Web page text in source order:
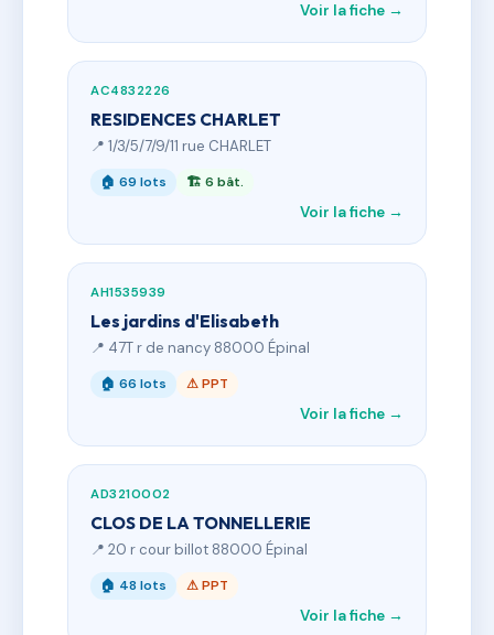
Voir la fiche →
AC4832226
RESIDENCES CHARLET
📍 1/3/5/7/9/11 rue CHARLET
🏠 69 lots 🏗 6 bât.
Voir la fiche →
AH1535939
Les jardins d'Elisabeth
📍 47T r de nancy 88000 Épinal
🏠 66 lots ⚠ PPT
Voir la fiche →
AD3210002
CLOS DE LA TONNELLERIE
📍 20 r cour billot 88000 Épinal
🏠 48 lots ⚠ PPT
Voir la fiche →